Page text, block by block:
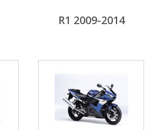
R1 2009-2014